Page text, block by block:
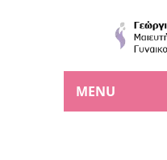
MENU